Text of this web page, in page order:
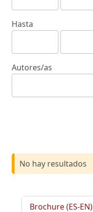
Hasta
Autores/as
No hay resultados
Brochure (ES-EN)